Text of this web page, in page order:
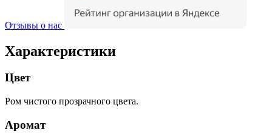
Отзывы о нас
Характеристики
Цвет
Ром чистого прозрачного цвета.
Аромат